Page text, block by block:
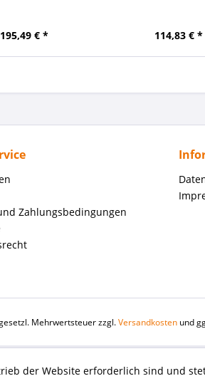
€ * 114,83 € *
Zahlungsbedingungen
Mehrwertsteuer zzgl.Versandkostenund
der Website erforderlich sind und